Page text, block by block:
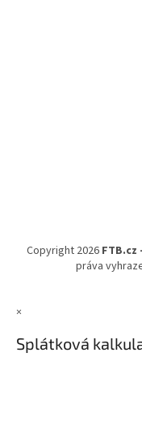
Copyright 2026
práva
×
Splátková